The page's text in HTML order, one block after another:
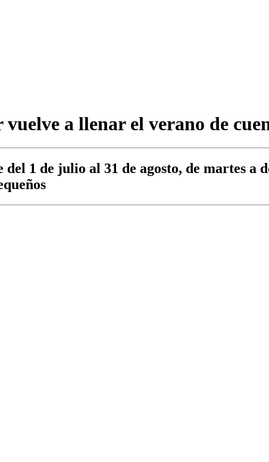
a llenar el verano de
1 de julio al 31 de agosto, de martes a